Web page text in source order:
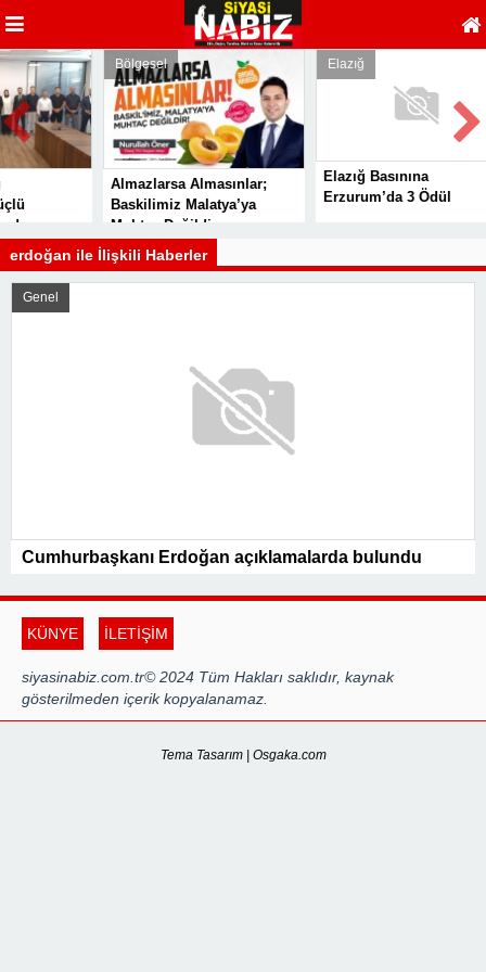
Bölgesel
Almazlarsa Almasınlar;
Baskilimiz Malatya’ya
Muhtaç Değildir
Elazığ
Elazığ Basınına
Erzurum’da 3 Ödül
erdoğan ile İlişkili Haberler
Genel
Cumhurbaşkanı Erdoğan açıklamalarda bulundu
KÜNYE İLETİŞİM
siyasinabiz.com.tr© 2024 Tüm Hakları saklıdır, kaynak
gösterilmeden içerik kopyalanamaz.
Tema Tasarım | Osgaka.com